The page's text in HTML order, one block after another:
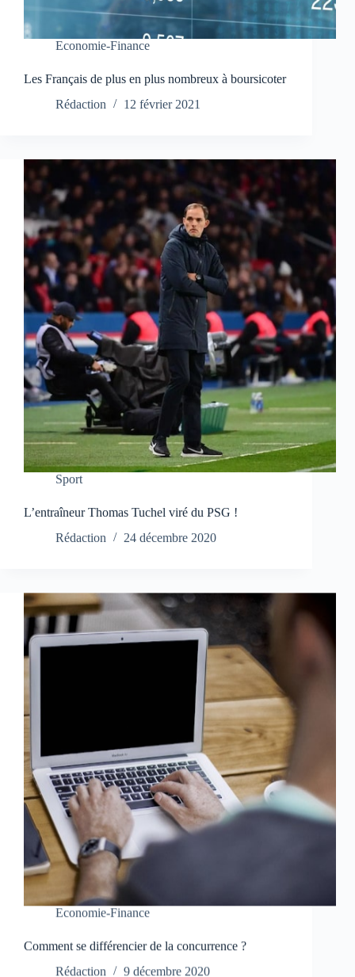
Economie-Finance
Les Français de plus en plus nombreux à boursicoter
Rédaction
12 février 2021
Sport
L’entraîneur Thomas Tuchel viré du PSG !
Rédaction
24 décembre 2020
Economie-Finance
Comment se différencier de la concurrence ?
Rédaction
9 décembre 2020